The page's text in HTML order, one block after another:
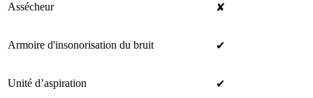
Assécheur ✘
Armoire d'insonorisation du bruit ✔
Unité d’aspiration ✔